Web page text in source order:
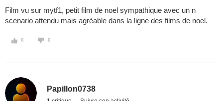
Film vu sur mytf1, petit film de noel sympathique avec un n
scenario attendu mais agréable dans la ligne des films de noel.
0 0
Papillon0738